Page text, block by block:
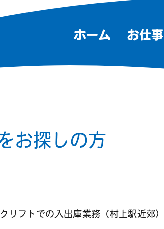
ホーム お仕事
お探しの方
フトでの入出庫業務（村上駅近郊）